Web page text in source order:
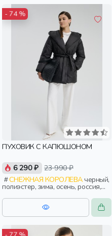
- 74 %
ПУХОВИК С КАПЮШОНОМ
6 290 ₽ 23 990 ₽
СНЕЖНАЯ КОРОЛЕВАчерный,
полиэстер, зима, осень, россия,
капюшон, застежка, утепленные,
приталенные, кнопки, прорези,
карман, пояс, женщины, взрослые